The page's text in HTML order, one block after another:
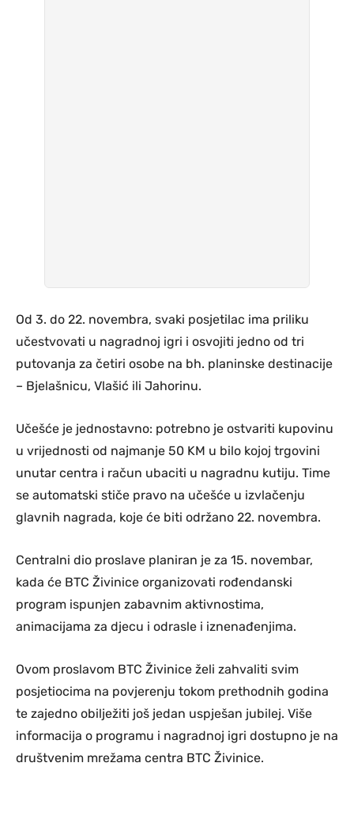
Od 3. do 22. novembra, svaki posjetilac ima priliku
učestvovati u nagradnoj igri i osvojiti jedno od tri
putovanja za četiri osobe na bh. planinske destinacije
– Bjelašnicu, Vlašić ili Jahorinu.
Učešće je jednostavno: potrebno je ostvariti kupovinu
u vrijednosti od najmanje 50 KM u bilo kojoj trgovini
unutar centra i račun ubaciti u nagradnu kutiju. Time
se automatski stiče pravo na učešće u izvlačenju
glavnih nagrada, koje će biti održano 22. novembra.
Centralni dio proslave planiran je za 15. novembar,
kada će BTC Živinice organizovati rođendanski
program ispunjen zabavnim aktivnostima,
animacijama za djecu i odrasle i iznenađenjima.
Ovom proslavom BTC Živinice želi zahvaliti svim
posjetiocima na povjerenju tokom prethodnih godina
te zajedno obilježiti još jedan uspješan jubilej. Više
informacija o programu i nagradnoj igri dostupno je na
društvenim mrežama centra BTC Živinice.